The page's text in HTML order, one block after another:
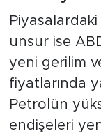
unsur ise
yeni gerilim
fiyatlarında
Petrolün
endişeleri